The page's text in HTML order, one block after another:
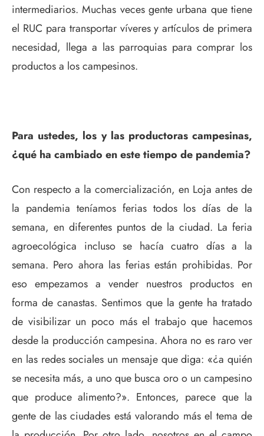
intermediarios. Muchas veces gente urbana que tiene
el RUC para transportar víveres y artículos de primera
necesidad, llega a las parroquias para comprar los
productos a los campesinos.
Para ustedes, los y las productoras campesinas,
¿qué ha cambiado en este tiempo de pandemia?
Con respecto a la comercialización, en Loja antes de
la pandemia teníamos ferias todos los días de la
semana, en diferentes puntos de la ciudad. La feria
agroecológica incluso se hacía cuatro días a la
semana. Pero ahora las ferias están prohibidas. Por
eso empezamos a vender nuestros productos en
forma de canastas. Sentimos que la gente ha tratado
de visibilizar un poco más el trabajo que hacemos
desde la producción campesina. Ahora no es raro ver
en las redes sociales un mensaje que diga: «¿a quién
se necesita más, a uno que busca oro o un campesino
que produce alimento?». Entonces, parece que la
gente de las ciudades está valorando más el tema de